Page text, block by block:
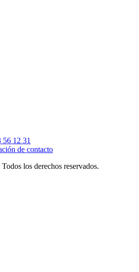
12 31
de contacto
los derechos reservados.